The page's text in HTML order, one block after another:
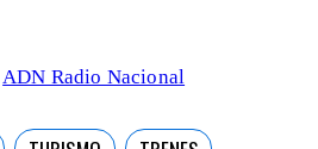
ADN Radio Nacional